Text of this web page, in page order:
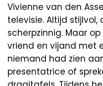
Vivienne van den
televisie. Altijd
scherpzinnig. Maar op
vriend en vijand met
niemand had zien
presentatrice of